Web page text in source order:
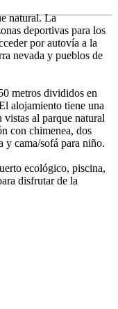
natural. La
deportivas para los
por autovía a la
nevada y pueblos de
metros divididos en
alojamiento tiene una
vistas al parque natural
con chimenea, dos
y cama/sofá para niño.
ecológico, piscina,
disfrutar de la